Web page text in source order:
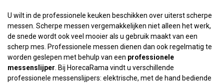
U wilt in de professionele keuken beschikken over uiterst scherpe
messen. Scherpe messen vergemakkelijken niet alleen het werk,
de snede wordt ook veel mooier als u gebruik maakt van een
scherp mes. Professionele messen dienen dan ook regelmatig te
worden geslepen met behulp van een professionele
messenslijper . Bij HorecaRama vindt u verschillende
professionele messenslijpers: elektrische, met de hand bediende